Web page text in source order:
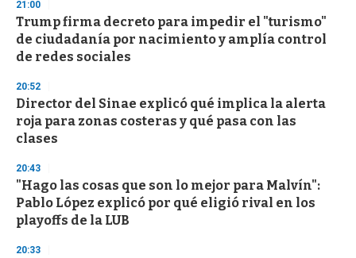
21:00
Trump firma decreto para impedir el "turismo"
de ciudadanía por nacimiento y amplía control
de redes sociales
20:52
Director del Sinae explicó qué implica la alerta
roja para zonas costeras y qué pasa con las
clases
20:43
"Hago las cosas que son lo mejor para Malvín":
Pablo López explicó por qué eligió rival en los
playoffs de la LUB
20:33